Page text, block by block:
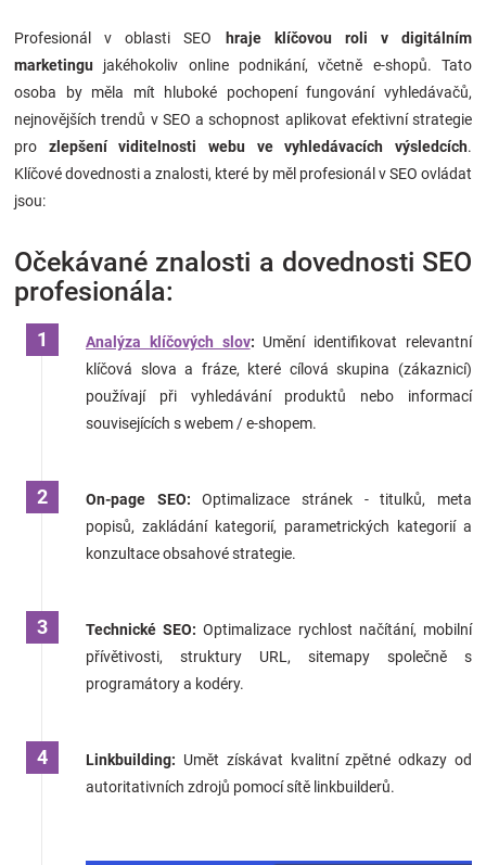
Značky
Blog
Hračkářství
Profesionál v oblasti SEO hraje klíčovou roli v digitálním
marketingu jakéhokoliv online podnikání, včetně e-shopů. Tato
osoba by měla mít hluboké pochopení fungování vyhledávačů,
nejnovějších trendů v SEO a schopnost aplikovat efektivní strategie
pro zlepšení viditelnosti webu ve vyhledávacích výsledcích.
Klíčové dovednosti a znalosti, které by měl profesionál v SEO ovládat
jsou:
Očekávané znalosti a dovednosti SEO
profesionála:
Analýza klíčových slov: Umění identifikovat relevantní
klíčová slova a fráze, které cílová skupina (zákaznicí)
používají při vyhledávání produktů nebo informací
souvisejících s webem / e-shopem.
On-page SEO: Optimalizace stránek - titulků, meta
popisů, zakládání kategorií, parametrických kategorií a
konzultace obsahové strategie.
Technické SEO:Optimalizace rychlost načítání, mobilní
přívětivosti, struktury URL, sitemapy společně s
programátory a kodéry.
Linkbuilding: Umět získávat kvalitní zpětné odkazy od
autoritativních zdrojů pomocí sítě linkbuilderů.